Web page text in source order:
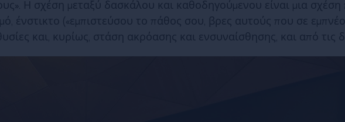
Η σχέση μεταξύ δασκάλου και καθοδηγούμενου είναι μια σχέση
ένστικτο («εμπιστεύσου το πάθος σου, βρες αυτούς που σε
και, κυρίως, στάση ακρόασης και ενσυναίσθησης, και από τις